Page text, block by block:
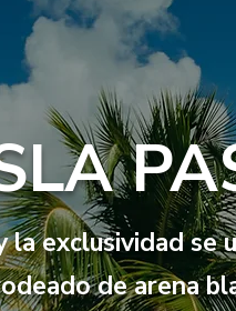
exclusividad se
de arena